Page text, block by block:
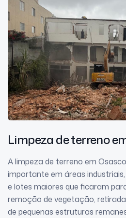
Limpeza de terreno
A limpeza de terreno em
importante em áreas
e lotes maiores que ficaram
remoção de vegetação,
de pequenas estruturas